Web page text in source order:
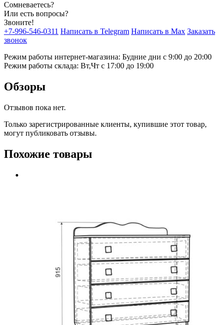
Сомневаетесь?
Или есть вопросы?
Звоните!
+7-996-546-0311 Написать в Telegram Написать в Max Заказать
звонок
Режим работы интернет-магазина: Будние дни с 9:00 до 20:00
Режим работы склада: Вт,Чт с 17:00 до 19:00
Обзоры
Отзывов пока нет.
Только зарегистрированные клиенты, купившие этот товар,
могут публиковать отзывы.
Похожие товары